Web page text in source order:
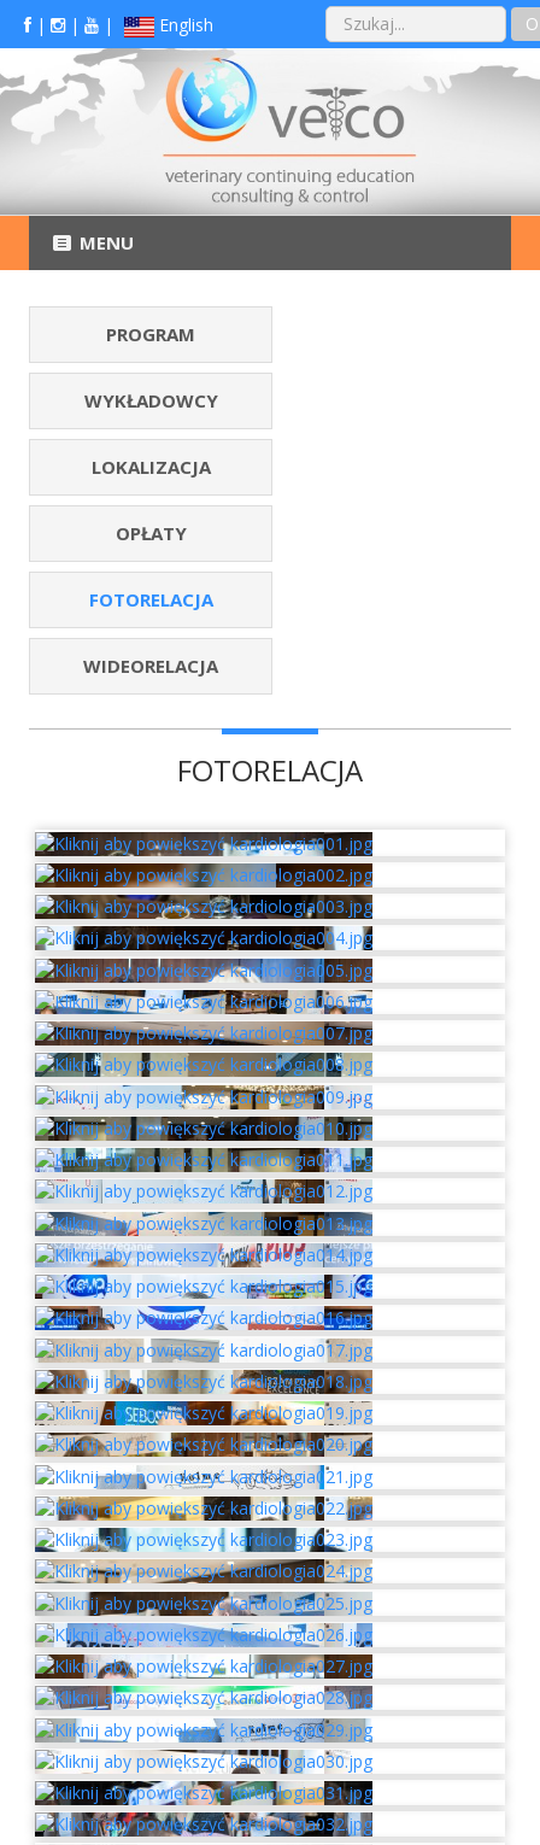
| | | English
MENU
PROGRAM
WYKŁADOWCY
LOKALIZACJA
OPŁATY
FOTORELACJA
WIDEORELACJA
FOTORELACJA